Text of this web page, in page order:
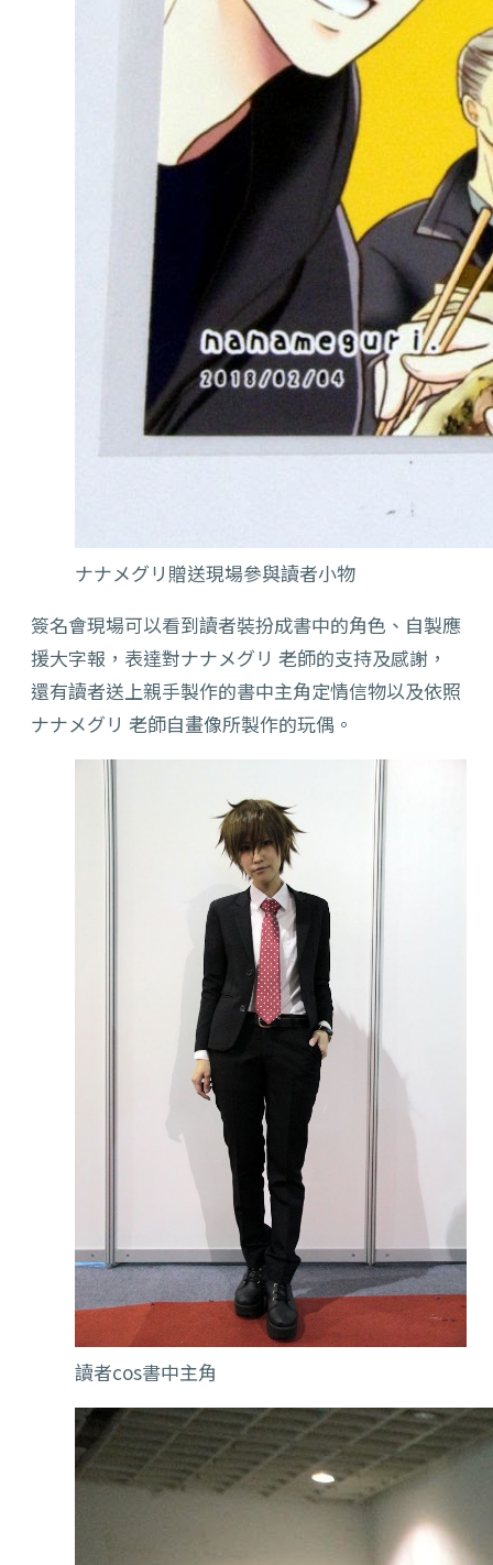
ナナメグリ贈送現場參與讀者小物
簽名會現場可以看到讀者裝扮成書中的角色、自製應
援大字報，表達對ナナメグリ 老師的支持及感謝，
還有讀者送上親手製作的書中主角定情信物以及依照
ナナメグリ 老師自畫像所製作的玩偶。
讀者cos書中主角